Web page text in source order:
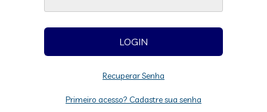
Recuperar Senha
Primeiro acesso? Cadastre sua senha